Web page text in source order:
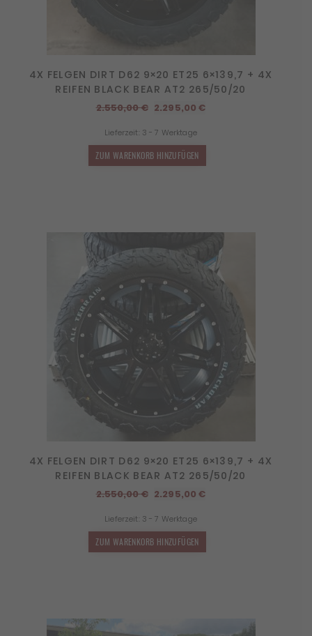
4X FELGEN DIRT D62 9×20 ET25 6×139,7 + 4X
REIFEN BLACK BEAR AT2 265/50/20
2.550,00€ Ursprünglicher
war:
2.550,00 €
2.295,00€Aktueller
Lieferzeit: 3 - 7 Werktage
ZUM WARENKORB HINZUFÜGEN
4X FELGEN DIRT D62 9×20 ET25 6×139,7 + 4X
REIFEN BLACK BEAR AT2 265/50/20
2.550,00€ Ursprünglicher
war:
2.550,00 €
2.295,00€Aktueller
Lieferzeit: 3 - 7 Werktage
ZUM WARENKORB HINZUFÜGEN